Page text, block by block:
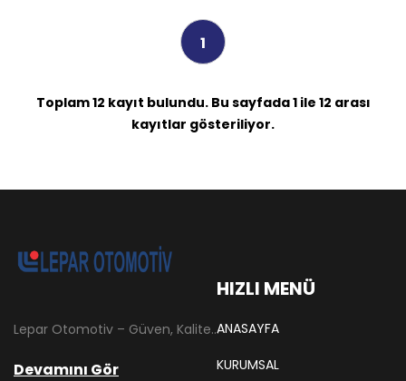
1
Toplam 12 kayıt bulundu. Bu sayfada 1 ile 12 arası
kayıtlar gösteriliyor.
Lepar Otomotiv – Güven, Kalite ve İstikrarın Adresi Lepar Otomotiv, Türkiye’nin otomotiv yedek parça sektöründe köklü bir geçmişe sahip, yenilikçi ve öncü firmalarından biridir. 1966 yılında Hüsnü Leblebici tarafından Tokat’ta mütevazı bir girişim olarak kurulan firmamız, ilk etapta Ford kamyonları, Ford Otosan minibüsleri ve Anadol marka araçların ünite ve yedek parçalarının satışını gerçekleştirerek sektöre adım atmıştır.
Devamını Gör
HIZLI MENÜ
ANASAYFA
KURUMSAL